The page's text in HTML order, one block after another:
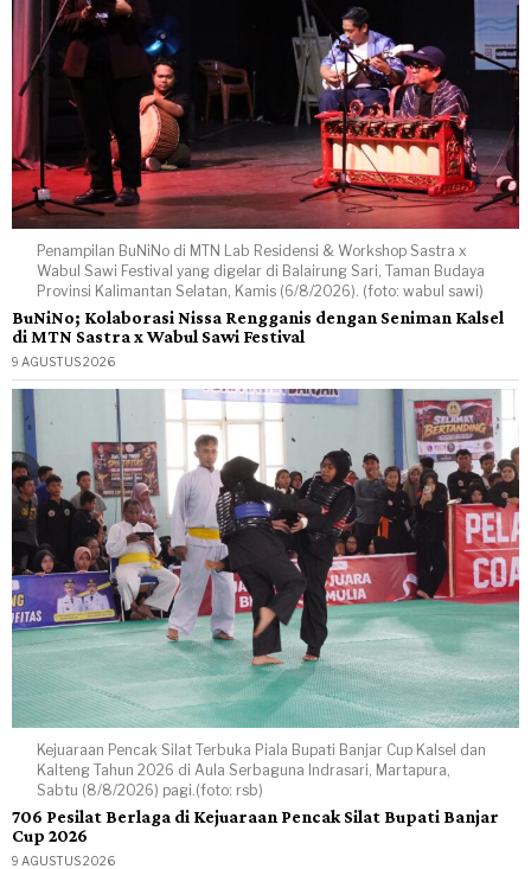
Penampilan BuNiNo di MTN Lab Residensi & Workshop Sastra x
Wabul Sawi Festival yang digelar di Balairung Sari, Taman Budaya
Provinsi Kalimantan Selatan, Kamis (6/8/2026). (foto: wabul sawi)
BuNiNo; Kolaborasi Nissa Rengganis dengan Seniman Kalsel
di MTN Sastra x Wabul Sawi Festival
9 AGUSTUS 2026
Kejuaraan Pencak Silat Terbuka Piala Bupati Banjar Cup Kalsel dan
Kalteng Tahun 2026 di Aula Serbaguna Indrasari, Martapura,
Sabtu (8/8/2026) pagi.(foto: rsb)
706 Pesilat Berlaga di Kejuaraan Pencak Silat Bupati Banjar
Cup 2026
9 AGUSTUS 2026